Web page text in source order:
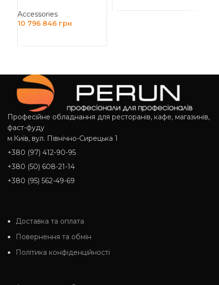
Accessories
10 796 846 грн
Професійне обладнання для ресторанів, кафе, магазинів,
фаст-фуду
м.Київ, вул. Північно-Сирецька 1
+380 (97) 412-90-95
+380 (50) 608-21-14
+380 (95) 562-49-69
Доставка та оплата
Повернення та обмін
Політика конфіденційності